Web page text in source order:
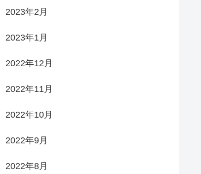
2023年2月
2023年1月
2022年12月
2022年11月
2022年10月
2022年9月
2022年8月